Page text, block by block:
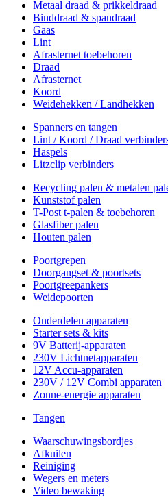
Metaal draad & prikkeldraad
Binddraad & spandraad
Gaas
Lint
Afrasternet toebehoren
Draad
Afrasternet
Koord
Weidehekken / Landhekken
Spanners en tangen
Lint / Koord / Draad
Haspels
Litzclip verbinders
Recycling palen & metalen
Kunststof palen
T-Post t-palen & toebehoren
Glasfiber palen
Houten palen
Poortgrepen
Doorgangset & poortsets
Poortgreepankers
Weidepoorten
Onderdelen apparaten
Starter sets & kits
9V Batterij-apparaten
230V Lichtnetapparaten
12V Accu-apparaten
230V / 12V Combi apparaten
Zonne-energie apparaten
Tangen
Waarschuwingsbordjes
Afkuilen
Reiniging
Wegers en meters
Video bewaking